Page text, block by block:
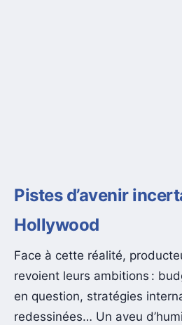
Pistes d’avenir
Hollywood
Face à cette réalité,
revoient leurs ambitions :
en question, stratégies
redessinées… Un aveu